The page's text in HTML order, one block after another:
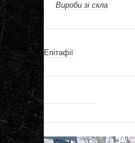
Вироби зі скла
Епітафії